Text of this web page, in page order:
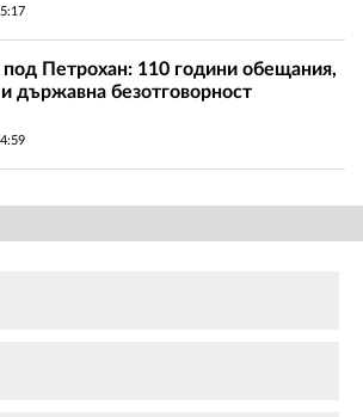
Петрохан: 110 години обещания,
държавна безотговорност